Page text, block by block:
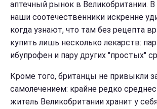
аптечный рынок в Великобритании. В
наши соотечественники искренне
когда узнают, что там без рецепта
купить лишь несколько лекарств:
ибупрофен и пару других "простых"
Кроме того, британцы не привыкли
самолечением: крайне редко
житель Великобритании хранит у